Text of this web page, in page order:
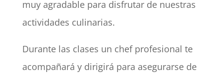
muy agradable para disfrutar de nuestras
actividades culinarias.
Durante las clases un chef profesional te
acompañará y dirigirá para asegurarse de